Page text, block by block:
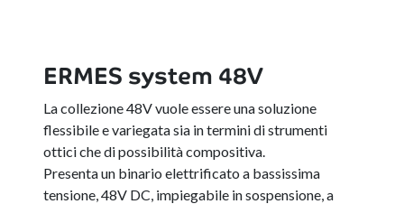
ERMES system 48V
La collezione 48V vuole essere una soluzione
flessibile e variegata sia in termini di strumenti
ottici che di possibilità compositiva.
Presenta un binario elettrificato a bassissima
tensione, 48V DC, impiegabile in sospensione, a